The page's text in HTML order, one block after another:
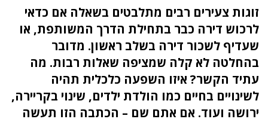
זוגות צעירים רבים מתלבטים בשאלה אם כדאי
לרכוש דירה כבר בתחילת הדרך המשותפת, או
שעדיף לשכור דירה בשלב ראשון. מדובר
בהחלטה לא קלה שמציפה שאלות רבות. מה
עתיד הקשר? איזו השפעה כלכלית תהיה
לשינויים בחיים כמו הולדת ילדים, שינוי בקריירה,
ירושה ועוד. אם אתם שם – הכתבה הזו תעשה